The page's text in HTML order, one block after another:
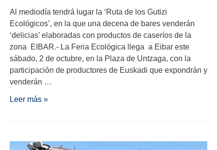
Al mediodía tendrá lugar la ‘Ruta de los Gutizi
Ecológicos’, en la que una decena de bares venderán
‘delicias’ elaboradas con productos de caseríos de la
zona EIBAR.- La Feria Ecológica llega a Eibar este
sábado, 2 de octubre, en la Plaza de Untzaga, con la
participación de productores de Euskadi que expondrán y
venderán …
Leer más »